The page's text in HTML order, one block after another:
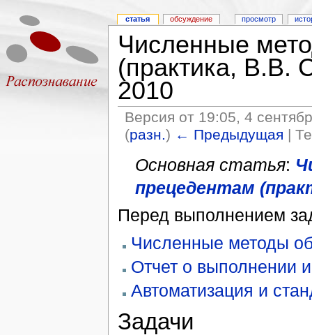
Численные
(практика, В.В.
2010
Версия от 19:05, 4
(разн.) ← Предыдущая |
Основная статья:
прецедентам
Перед выполнением
Численные методы
Отчет о выполнении
Автоматизация и
Задачи
статья обсуждение просмотр